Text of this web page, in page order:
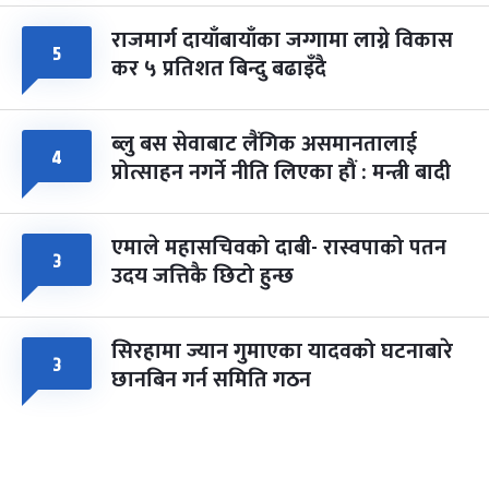
५ राजमार्ग दायाँबायाँका जग्गामा लाग्ने विकास
कर ५ प्रतिशत बिन्दु बढाइँदै
४ ब्लु बस सेवाबाट लैंगिक असमानतालाई
प्रोत्साहन नगर्ने नीति लिएका हौं : मन्त्री बादी
३ एमाले महासचिवको दाबी- रास्वपाको पतन
उदय जत्तिकै छिटो हुन्छ
३ सिरहामा ज्यान गुमाएका यादवको घटनाबारे
छानबिन गर्न समिति गठन